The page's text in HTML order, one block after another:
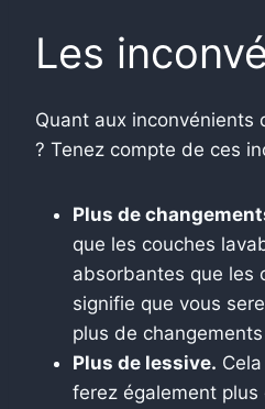
Les
Quant aux inconvénients
? Tenez compte de ces
Plus de
que les couches
absorbantes que les
signifie que vous
plus de
Plus de lessive.
ferez également plus